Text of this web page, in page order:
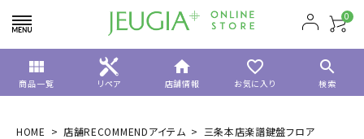
0
view_module
商品一覧 リペア
home
店舗情報
favorite_border
お気に入り
search
検索
HOME 店舗RECOMMENDアイテム
三条本店楽譜鍵盤フロア